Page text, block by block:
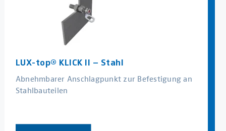
LUX-top® KLICK II – Stahl
Abnehmbarer Anschlagpunkt zur Befestigung an
Stahlbauteilen